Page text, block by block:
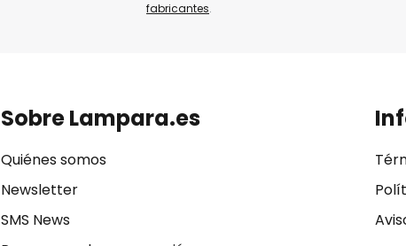
fabricantes.
Sobre Lampara.es
Quiénes somos
Newsletter
SMS News